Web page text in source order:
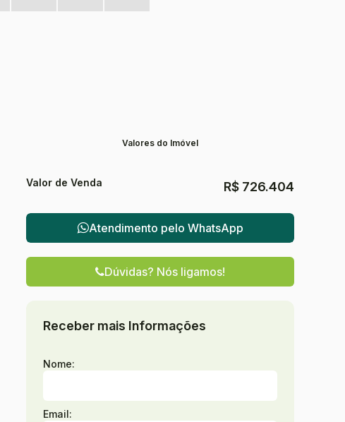
Valores do Imóvel
R$ 726.404
Valor de Venda
Atendimento pelo WhatsApp
Dúvidas? Nós ligamos!
Receber mais Informações
Nome:
Email: